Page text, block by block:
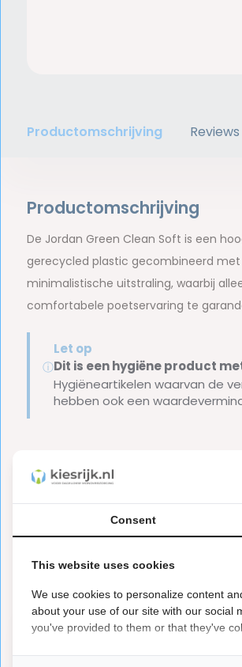
Productomschrijving Reviews
Productomschrijving
De Jordan Green Clean Soft is een
gerecycled plastic gecombineerd
minimalistische uitstraling, waarbij
comfortabele poetservaring te
ⓘ
Let op
Dit is een hygiëne product
Hygiëneartikelen waarvan de
hebben ook een
from5
Consent
This website uses cookies
We use cookies to personalize content
about your use of our site with our social
you've provided to them or that they've